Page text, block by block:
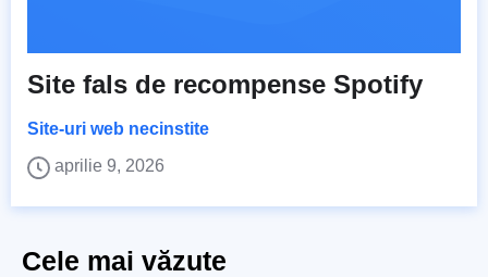
Site fals de recompense Spotify
Site-uri web necinstite
aprilie 9, 2026
Cele mai văzute